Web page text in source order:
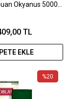
Naben Şampuan Okyanus 5000 Ml
TL
EKLE
%20